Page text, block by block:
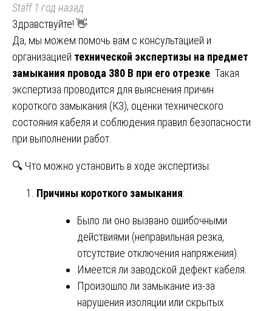
Staff1 год назад
Здравствуйте! 👋
Да, мы можем помочь вам с консультацией и
организацией технической экспертизы на предмет
замыкания провода 380 В при его отрезке . Такая
экспертиза проводится для выяснения причин
короткого замыкания (КЗ), оценки технического
состояния кабеля и соблюдения правил безопасности
при выполнении работ.
🔍 Что можно установить в ходе экспертизы:
Причины короткого замыкания:
Было ли оно вызвано ошибочными
действиями (неправильная резка,
отсутствие отключения напряжения).
Имеется ли заводской дефект кабеля.
Произошло ли замыкание из-за
нарушения изоляции или скрытых